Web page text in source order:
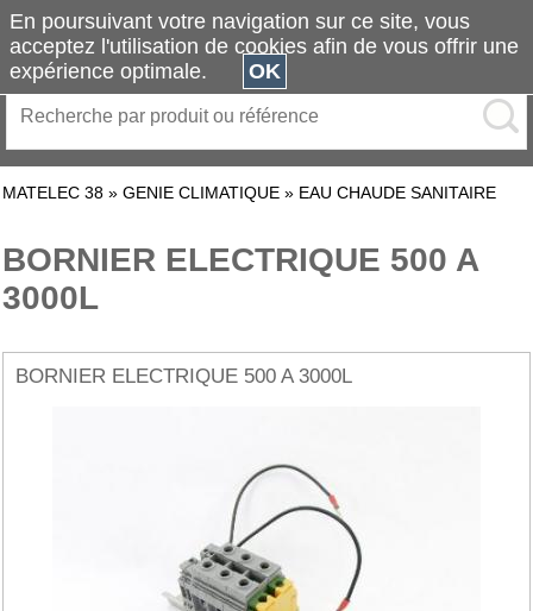
MATELEC 38 » GENIE CLIMATIQUE » EAU CHAUDE SANITAIRE
BORNIER ELECTRIQUE 500 A
3000L
BORNIER ELECTRIQUE 500 A 3000L
En poursuivant votre navigation sur ce site, vous
acceptez l'utilisation de cookies afin de vous offrir une
expérience optimale.
OK